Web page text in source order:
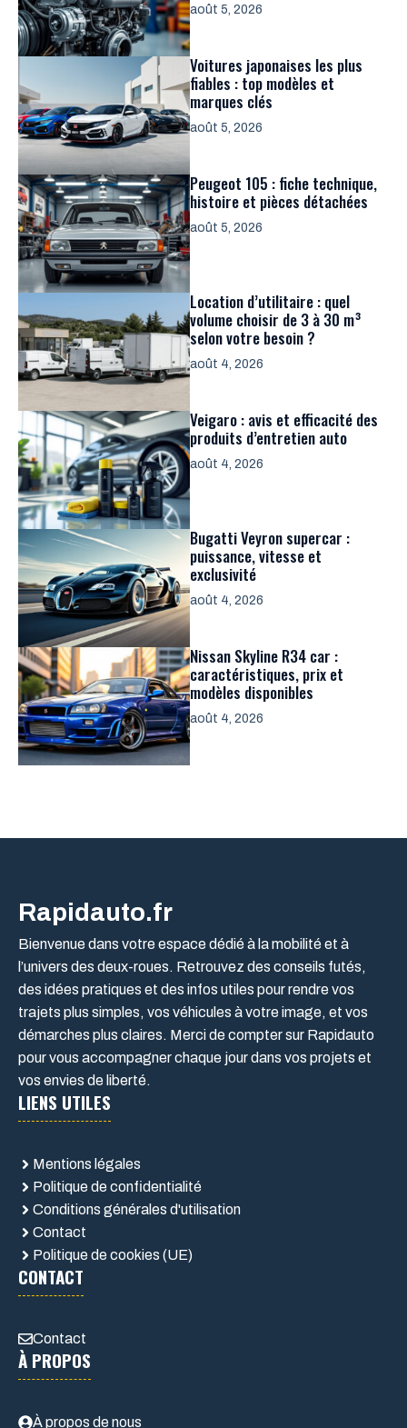
août 5, 2026
Voitures japonaises les plus
fiables : top modèles et
marques clés
août 5, 2026
Peugeot 105 : fiche technique,
histoire et pièces détachées
août 5, 2026
Location d’utilitaire : quel
volume choisir de 3 à 30 m³
selon votre besoin ?
août 4, 2026
Veigaro : avis et efficacité des
produits d’entretien auto
août 4, 2026
Bugatti Veyron supercar :
puissance, vitesse et
exclusivité
août 4, 2026
Nissan Skyline R34 car :
caractéristiques, prix et
modèles disponibles
août 4, 2026
Rapidauto.fr
Bienvenue dans votre espace dédié à la mobilité et à
l’univers des deux-roues. Retrouvez des conseils futés,
des idées pratiques et des infos utiles pour rendre vos
trajets plus simples, vos véhicules à votre image, et vos
démarches plus claires. Merci de compter sur Rapidauto
pour vous accompagner chaque jour dans vos projets et
vos envies de liberté.
LIENS UTILES
Mentions légales
Politique de confidentialité
Conditions générales d'utilisation
Contact
Politique de cookies (UE)
CONTACT
Contact
À PROPOS
À propos de nous